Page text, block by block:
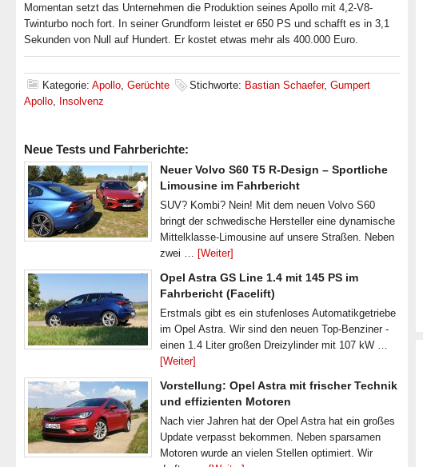
Momentan setzt das Unternehmen die Produktion seines Apollo mit 4,2-V8-
Twinturbo noch fort. In seiner Grundform leistet er 650 PS und schafft es in 3,1
Sekunden von Null auf Hundert. Er kostet etwas mehr als 400.000 Euro.
Kategorie: Apollo, Gerüchte Stichworte: Bastian Schaefer, Gumpert
Apollo, Insolvenz
Neue Tests und Fahrberichte:
Neuer Volvo S60 T5 R-Design – Sportliche
Limousine im Fahrbericht
SUV? Kombi? Nein! Mit dem neuen Volvo S60
bringt der schwedische Hersteller eine dynamische
Mittelklasse-Limousine auf unsere Straßen. Neben
zwei … [Weiter]
Opel Astra GS Line 1.4 mit 145 PS im
Fahrbericht (Facelift)
Erstmals gibt es ein stufenloses Automatikgetriebe
im Opel Astra. Wir sind den neuen Top-Benziner -
einen 1.4 Liter großen Dreizylinder mit 107 kW …
[Weiter]
Vorstellung: Opel Astra mit frischer Technik
und effizienten Motoren
Nach vier Jahren hat der Opel Astra hat ein großes
Update verpasst bekommen. Neben sparsamen
Motoren wurde an vielen Stellen optimiert. Wir